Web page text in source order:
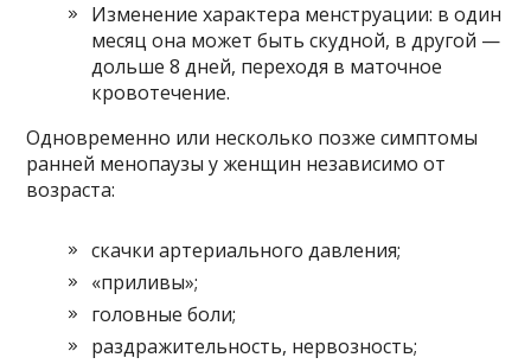
Изменение характера менструации: в один
месяц она может быть скудной, в другой —
дольше 8 дней, переходя в маточное
кровотечение.
Одновременно или несколько позже симптомы
ранней менопаузы у женщин независимо от
возраста:
скачки артериального давления;
«приливы»;
головные боли;
раздражительность, нервозность;